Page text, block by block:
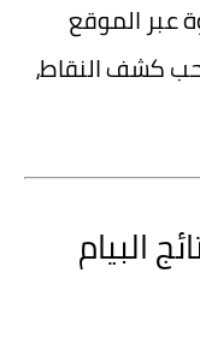
عبر الموقع
كشف النقاط،
البيام